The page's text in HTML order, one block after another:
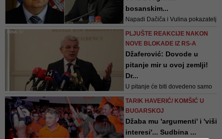
bilo i prije i poslije svih istor...
bosanskim...
Napadi Dačiča i Vulina pokazatelj
su ispravnosti odluke da se
fronta
PLJUŠTE REAKCIJE NAKON
NOVE BLOKADE IZ RS-A
Džaferović: Dovode u
pitanje mir u ovoj zemlji!
Dr...
U pitanje će biti dovedeno samo
ono što je nastalo u Dejtonu, a to
TARIK HAVERIĆ/ KOMŠIĆ U
BUGARSKOJ
Džaba mu 'argumenti' i 'viši
interesi'... Sudbina ...